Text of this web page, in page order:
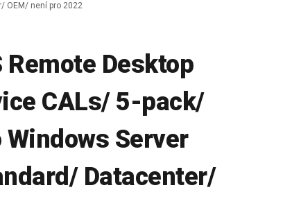
OEM/ není pro 2022
Remote Desktop
CALs/ 5-pack/
Windows Server
Datacenter/